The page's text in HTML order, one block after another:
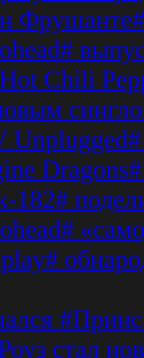
Chili
Unplugged#
182#
стал